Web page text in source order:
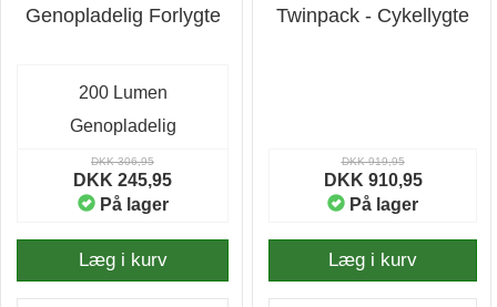
Genopladelig Forlygte
200 Lumen
Genopladelig
DKK 306,95
DKK 245,95
På lager
Læg i kurv
Twinpack - Cykellygte
DKK 919,95
DKK 910,95
På lager
Læg i kurv